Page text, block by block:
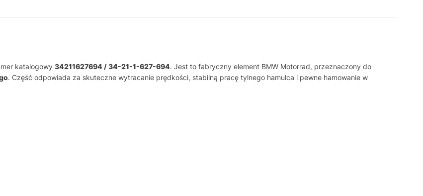
katalogowy 34211627694 / 34-21-1-627-694. Jest to fabryczny element BMW Motorrad, przeznaczony do
. Część odpowiada za skuteczne wytracanie prędkości, stabilną pracę tylnego hamulca i pewne hamowanie w